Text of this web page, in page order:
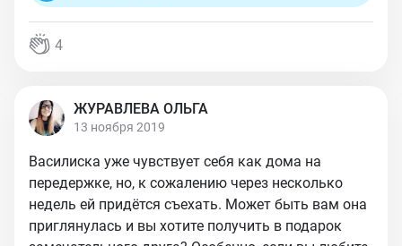
4
ЖУРАВЛЕВА ОЛЬГА
13 ноября 2019
Василиска уже чувствует себя как дома на
передержке, но, к сожалению через несколько
недель ей придётся съехать. Может быть вам она
приглянулась и вы хотите получить в подарок